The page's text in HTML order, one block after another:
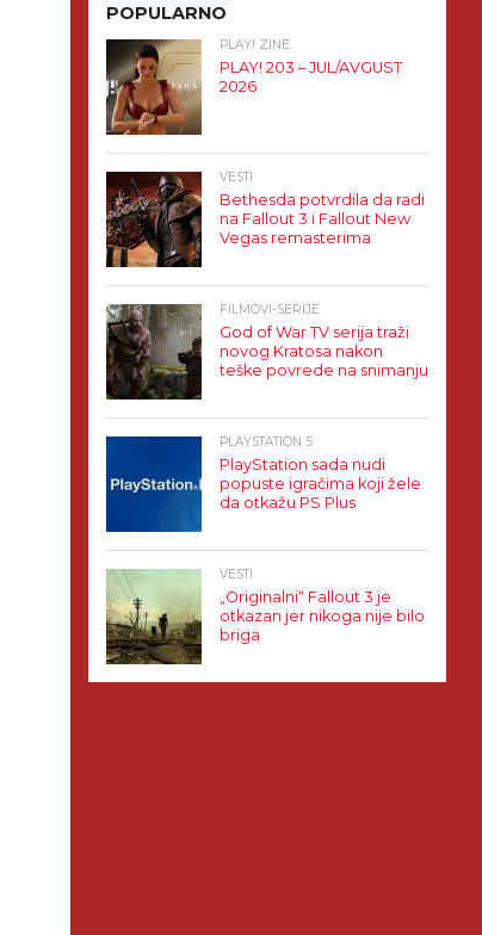
POPULARNO
PLAY! ZINE
PLAY! 203 – JUL/AVGUST
2026
VESTI
Bethesda potvrdila da radi
na Fallout 3 i Fallout New
Vegas remasterima
FILMOVI-SERIJE
God of War TV serija traži
novog Kratosa nakon
teške povrede na snimanju
PLAYSTATION 5
PlayStation sada nudi
popuste igračima koji žele
da otkažu PS Plus
VESTI
„Originalni“ Fallout 3 je
otkazan jer nikoga nije bilo
briga